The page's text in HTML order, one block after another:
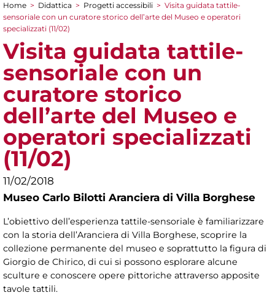
Tu sei qui
Home > Didattica > Progetti accessibili > Visita guidata tattile-
sensoriale con un curatore storico dell’arte del Museo e operatori
specializzati (11/02)
Visita guidata tattile-
sensoriale con un
curatore storico
dell’arte del Museo e
operatori specializzati
(11/02)
11/02/2018
Museo Carlo Bilotti Aranciera di Villa Borghese
L’obiettivo dell’esperienza tattile-sensoriale è familiarizzare
con la storia dell’Aranciera di Villa Borghese, scoprire la
collezione permanente del museo e soprattutto la figura di
Giorgio de Chirico, di cui si possono esplorare alcune
sculture e conoscere opere pittoriche attraverso apposite
tavole tattili.